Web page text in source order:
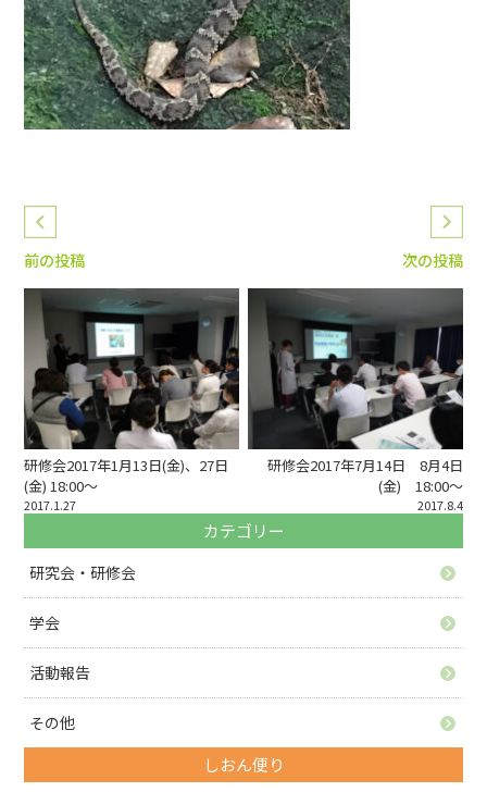
前の投稿
研修会2017年1月13日(金)、27日
(金) 18:00～
2017.1.27
次の投稿
研修会2017年7月14日 8月4日
(金) 18:00～
2017.8.4
カテゴリー
研究会・研修会
学会
活動報告
その他
しおん便り